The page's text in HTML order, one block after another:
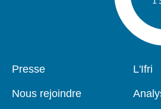
Pied
Presse
Nous rejoindre
L'Ifri